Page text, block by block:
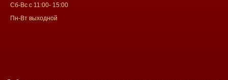
Сб-Вс с 11:00- 15:00
Пн-Вт выходной